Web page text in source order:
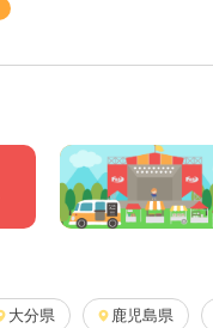
大分県 鹿児島県